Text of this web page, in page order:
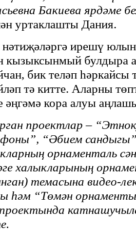
Бакиева ярдәме
уртаклашты Дания.
ирешү
кызыксынмый булдыра
бик теләп һәркайсы
тә китте. Аларны
әңгәмә кора алуы
проектлар –
“Әбием
орнаменталь
халыкларының
темасына видео-
һәм “Төмән
проектында